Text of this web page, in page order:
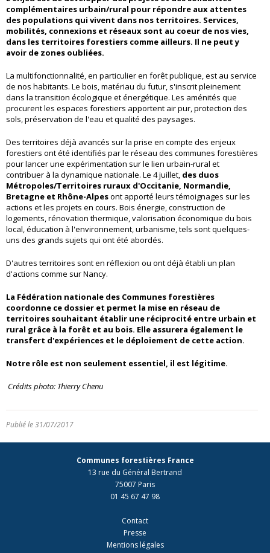
complémentaires urbain/rural pour répondre aux attentes
des populations qui vivent dans nos territoires. Services,
mobilités, connexions et réseaux sont au coeur de nos vies,
dans les territoires forestiers comme ailleurs. Il ne peut y
avoir de zones oubliées.
La multifonctionnalité, en particulier en forêt publique, est au service
de nos habitants. Le bois, matériau du futur, s'inscrit pleinement
dans la transition écologique et énergétique. Les aménités que
procurent les espaces forestiers apportent air pur, protection des
sols, préservation de l'eau et qualité des paysages.
Des territoires déjà avancés sur la prise en compte des enjeux
forestiers ont été identifiés par le réseau des communes forestières
pour lancer une expérimentation sur le lien urbain-rural et
contribuer à la dynamique nationale. Le 4 juillet, des duos
Métropoles/Territoires ruraux d'Occitanie, Normandie,
Bretagne et Rhône-Alpesont apporté leurs témoignages sur les
actions et les projets en cours. Bois énergie, construction de
logements, rénovation thermique, valorisation économique du bois
local, éducation à l'environnement, urbanisme, tels sont quelques-
uns des grands sujets qui ont été abordés.
D'autres territoires sont en réflexion ou ont déjà établi un plan
d'actions comme sur Nancy.
La Fédération nationale des Communes forestières
coordonne ce dossier et permet la mise en réseau de
territoires souhaitant établir une réciprocité entre urbain et
rural grâce à la forêt et au bois. Elle assurera également le
transfert d'expériences et le déploiement de cette action.
Notre rôle est non seulement essentiel, il est légitime.
Crédits photo: Thierry Chenu
Publié le 31/07/2017
Communes forestières France
13 rue du Général Bertrand
75007 Paris
01 45 67 47 98
Contact
Presse
Mentions légales